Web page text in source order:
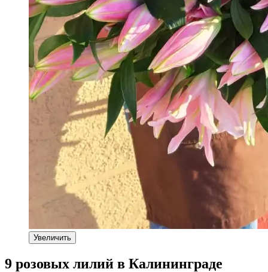
Увеличить
9 розовых лилий в Калининграде